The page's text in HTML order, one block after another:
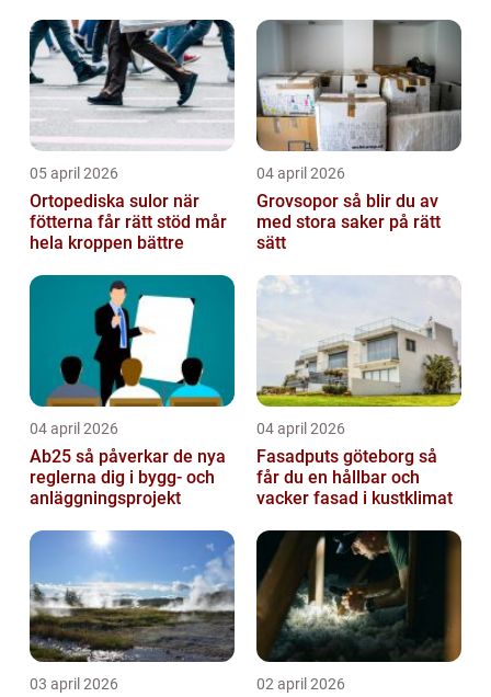
05 april 2026
Ortopediska sulor när
fötterna får rätt stöd mår
hela kroppen bättre
04 april 2026
Grovsopor så blir du av
med stora saker på rätt
sätt
04 april 2026
Ab25 så påverkar de nya
reglerna dig i bygg- och
anläggningsprojekt
04 april 2026
Fasadputs göteborg så
får du en hållbar och
vacker fasad i kustklimat
03 april 2026 02 april 2026